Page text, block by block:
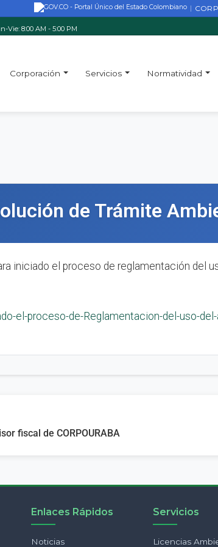
|
Vie: 8:00 AM - 5:00 PM
Corporación Servicios Normatividad
de Trámite
iniciado el proceso de reglamentación del
el-proceso-de-Reglamentacion-del-uso-
fiscal de CORPOURABA
Enlaces Rápidos
Noticias
Servicios
Licencias